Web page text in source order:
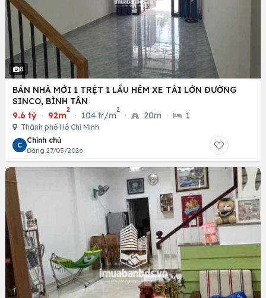
8
BÁN NHÀ MỚI 1 TRỆT 1 LẦU HẺM XE TẢI LỚN ĐƯỜNG
SINCO, BÌNH TÂN
9.6 tỷ · 92m
2
· 104 tr/m
2
· 20m · 1
Thành phố Hồ Chí Minh
C
Chính chủ
Đăng 27/05/2026